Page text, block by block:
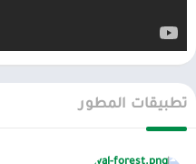
كيف تلعب؟
➔ التقاط الإشارة بالكاشف
➔ احفر الأرض بالمجرفة
➔ جمع الخام في دلو ومعالجته في
تطبيقات المطور